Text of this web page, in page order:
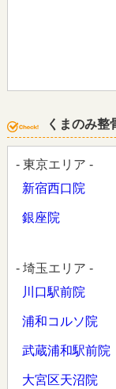
くまのみ整
- 東京エリア -
新宿西口院
銀座院
- 埼玉エリア -
川口駅前院
浦和コルソ院
武蔵浦和駅前院
大宮区天沼院